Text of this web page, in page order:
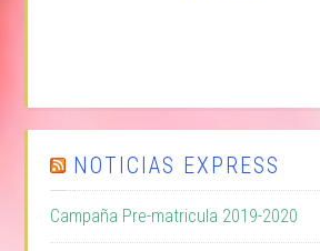
NOTICIAS EXPRESS
Campaña Pre-matricula 2019-2020